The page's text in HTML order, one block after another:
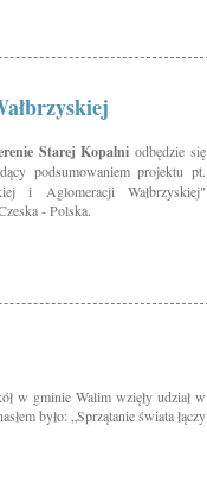
Starej Kopalni odbędzie się
podsumowaniem projektu pt.
i Aglomeracji Wałbrzyskiej"
- Polska.
w gminie Walim wzięły udział w
było: „Sprzątanie świata łączy